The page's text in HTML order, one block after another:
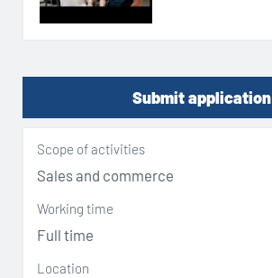
Submit application
Scope of activities
Sales and commerce
Working time
Full time
Location